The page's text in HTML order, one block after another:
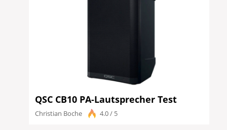
QSC CB10 PA-Lautsprecher Test
Christian Boche 4.0 / 5